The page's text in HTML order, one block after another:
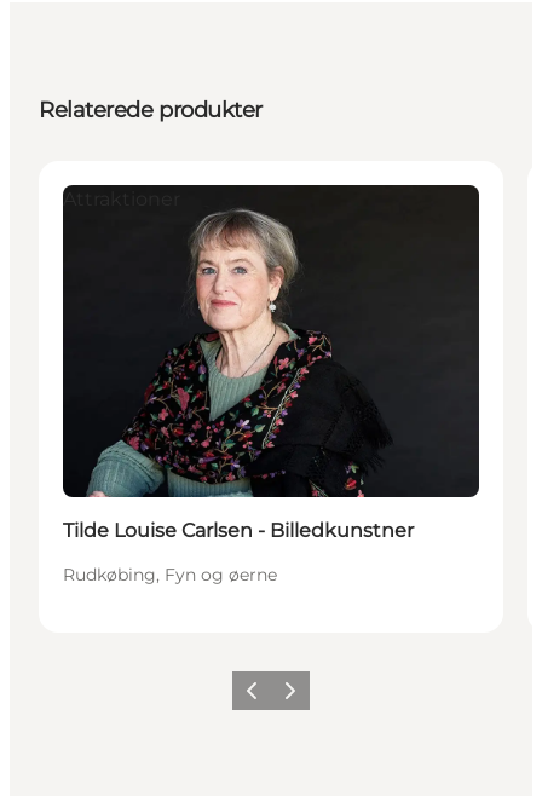
Relaterede produkter
Attraktioner
Tilde Louise Carlsen - Billedkunstner
Rudkøbing, Fyn og øerne
ForrigeNæste